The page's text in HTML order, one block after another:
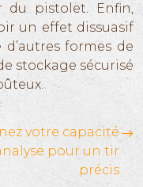
du pistolet. Enfin,
un effet dissuasif
formes de
stockage sécurisé
votre capacité
pour un tir
précis